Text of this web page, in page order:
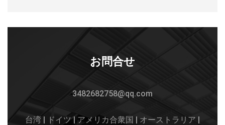
お問合せ
3482682758@qq.com
台湾 | ドイツ | アメリカ合衆国 | オーストラリア |